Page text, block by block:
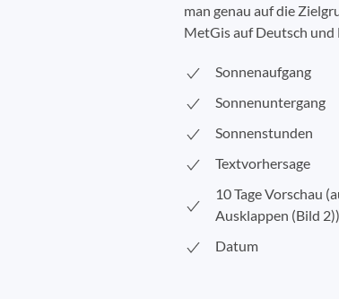
man genau auf die
MetGis auf Deutsch und
Sonnenaufgang
Sonnenuntergang
Sonnenstunden
Textvorhersage
10 Tage Vorschau
Ausklappen (Bild 2))
Datum